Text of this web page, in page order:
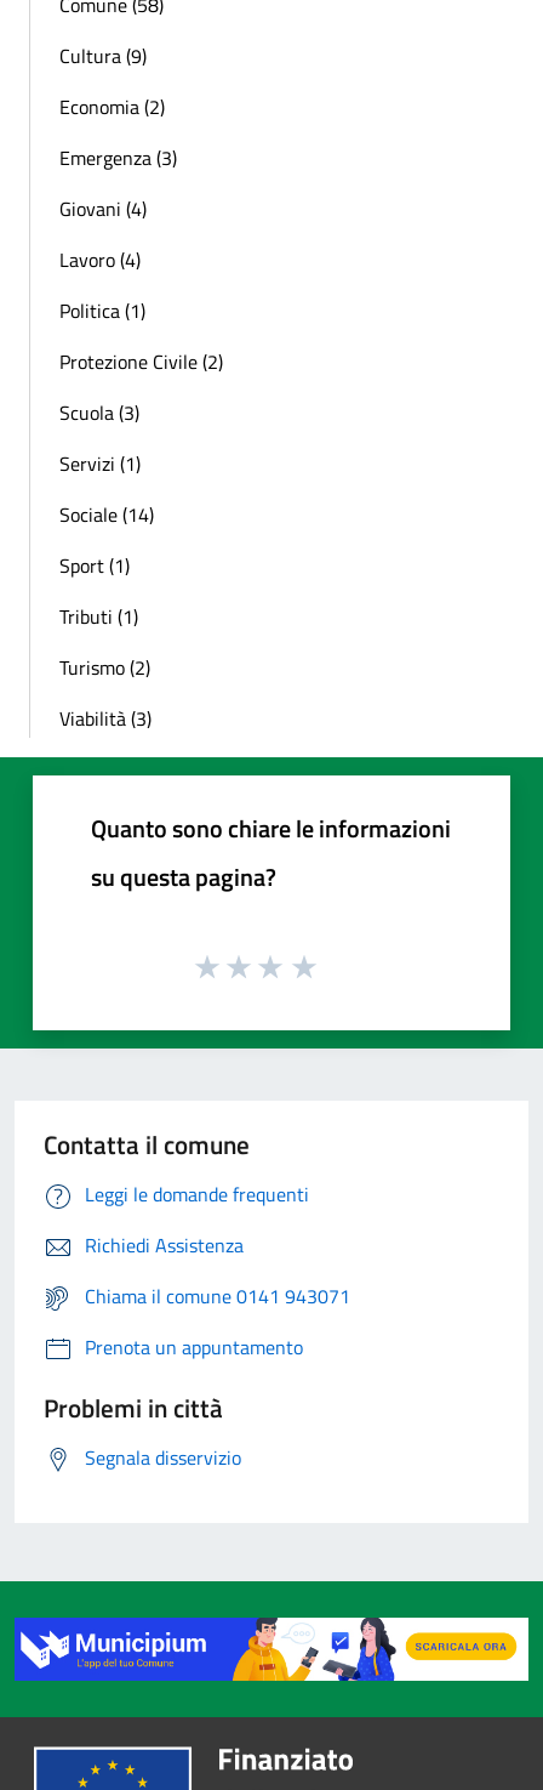
Cultura (9)
Economia (2)
Emergenza (3)
Giovani (4)
Lavoro (4)
Politica (1)
Protezione Civile (2)
Scuola (3)
Servizi (1)
Sociale (14)
Sport (1)
Tributi (1)
Turismo (2)
Viabilità (3)
Quanto sono chiare le informazioni
su questa pagina?
Contatta il comune
Leggi le domande frequenti
Richiedi Assistenza
Chiama il comune 0141 943071
Prenota un appuntamento
Problemi in città
Segnala disservizio